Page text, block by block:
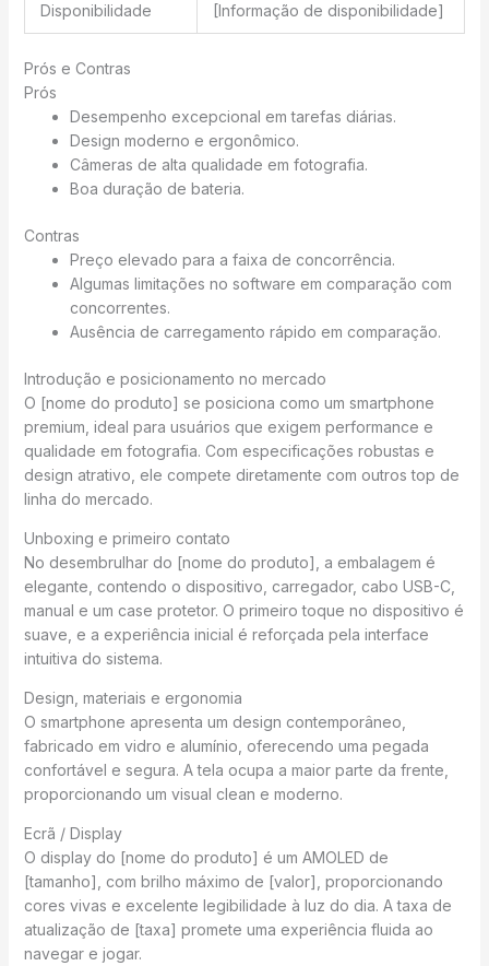
Disponibilidade [Informação de disponibilidade]
Prós e Contras
Prós
Desempenho excepcional em tarefas diárias.
Design moderno e ergonômico.
Câmeras de alta qualidade em fotografia.
Boa duração de bateria.
Contras
Preço elevado para a faixa de concorrência.
Algumas limitações no software em comparação com
concorrentes.
Ausência de carregamento rápido em comparação.
Introdução e posicionamento no mercado
O [nome do produto] se posiciona como um smartphone
premium, ideal para usuários que exigem performance e
qualidade em fotografia. Com especificações robustas e
design atrativo, ele compete diretamente com outros top de
linha do mercado.
Unboxing e primeiro contato
No desembrulhar do [nome do produto], a embalagem é
elegante, contendo o dispositivo, carregador, cabo USB-C,
manual e um case protetor. O primeiro toque no dispositivo é
suave, e a experiência inicial é reforçada pela interface
intuitiva do sistema.
Design, materiais e ergonomia
O smartphone apresenta um design contemporâneo,
fabricado em vidro e alumínio, oferecendo uma pegada
confortável e segura. A tela ocupa a maior parte da frente,
proporcionando um visual clean e moderno.
Ecrã / Display
O display do [nome do produto] é um AMOLED de
[tamanho], com brilho máximo de [valor], proporcionando
cores vivas e excelente legibilidade à luz do dia. A taxa de
atualização de [taxa] promete uma experiência fluida ao
navegar e jogar.